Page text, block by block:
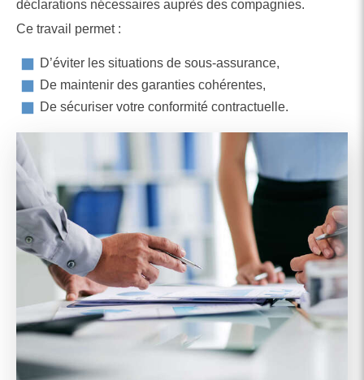
déclarations nécessaires auprès des compagnies.
Ce travail permet :
D’éviter les situations de sous-assurance,
De maintenir des garanties cohérentes,
De sécuriser votre conformité contractuelle.